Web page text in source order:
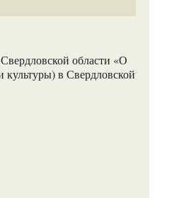
области «О
культуры) в Свердловской